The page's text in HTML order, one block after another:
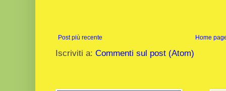
Post più recente Home
Iscriviti a: Commenti sul post (Atom)